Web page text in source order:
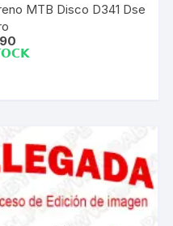
MTB Disco D341 Dse